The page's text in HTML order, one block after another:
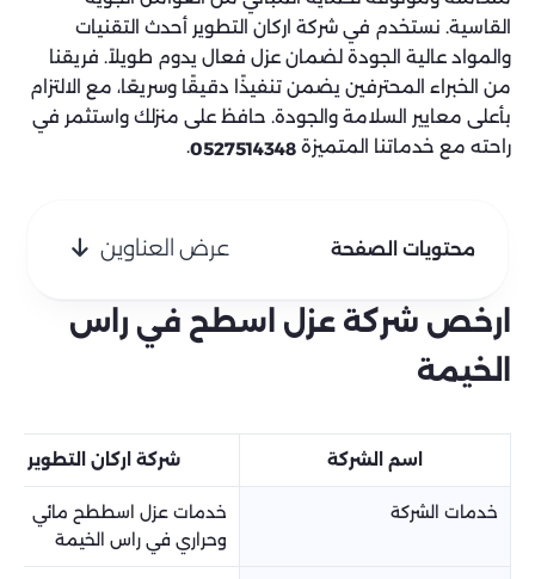
القاسية. نستخدم في شركة اركان التطوير أحدث التقنيات
والمواد عالية الجودة لضمان عزل فعال يدوم طويلاً. فريقنا
من الخبراء المحترفين يضمن تنفيذًا دقيقًا وسريعًا، مع الالتزام
بأعلى معايير السلامة والجودة. حافظ على منزلك واستثمر في
راحته مع خدماتنا المتميزة 0527514348
.
محتويات الصفحة عرض العناوين
ارخص شركة عزل اسطح في راس
الخيمة
اسم الشركة شركة اركان التطوير
خدمات الشركة
خدمات عزل اسططح مائي
وحراري في راس الخيمة